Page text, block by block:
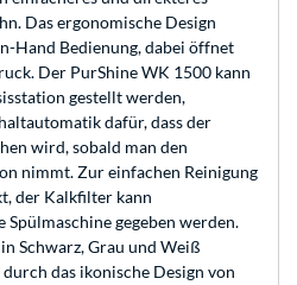
Das ergonomische Design
Hand Bedienung, dabei öffnet
Der PurShine WK 1500 kann
gestellt werden,
dafür, dass der
wird, sobald man den
nimmt. Zur einfachen Reinigung
der Kalkfilter kann
Spülmaschine gegeben werden.
Schwarz, Grau und Weiß
das ikonische Design von